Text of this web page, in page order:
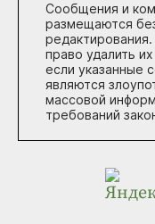
Сообщения и
размещаются
право удалить
если указанные
являются
массовой
требований